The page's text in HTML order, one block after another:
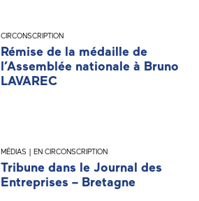
CIRCONSCRIPTION
Rémise de la médaille de
l’Assemblée nationale à Bruno
LAVAREC
MÉDIAS | EN CIRCONSCRIPTION
Tribune dans le Journal des
Entreprises – Bretagne